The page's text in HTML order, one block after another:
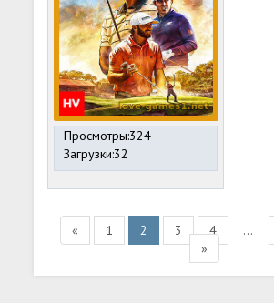
Просмотры:324
Загрузки:32
« 1 2 3 4 ...
»